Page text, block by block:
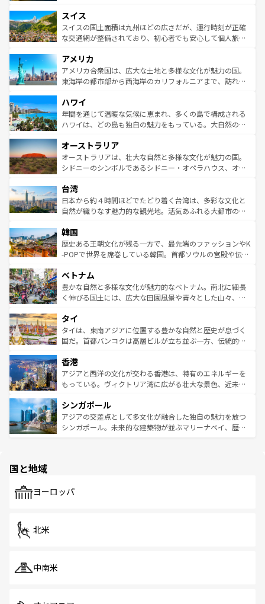
れる地方に足を運ぶとそれぞれで全く異なる文化を体験で
きるだろう。 なお、新着のフランス情報はコンテンツ一覧
を参照してほしい。
は、お酒好きな人にはぜひ体験してほしい。 なお、新着の
ドイツ情報はコンテンツ一覧を参照してほしい。
リアごとに異なる魅力がある。また、優雅なアフタヌーン
ティー、ビール好きにはたまらない英国パブ、サッカー観
戦など、本場だからこそできる体験も豊富。イギリスを旅
ンツ一覧を参照してほしい。
スイス
スイスの国土面積は九州ほどの広さだが、運行時刻が正確
な交通網が整備されており、初心者でも安心して個人旅行
の建物がそのまま残る町や、スイスならではのユニークな
博物館もあり、アルプス観光だけでなく町歩きも満喫する
ことができる。国民の所得が高いため物価も高いが、旅行
ば市内交通費無料で観光を楽しむこともできる。 なお、新
着のスイス情報はコンテンツ一覧 を参照してほしい。
アメリカ
アメリカ合衆国は、広大な土地と多様な文化が魅力の国。
東海岸の都市部から西海岸のカリフォルニアまで、訪れる
のような巨大都市は、観光、ショッピング、エンターテイ
ンメントが詰まった刺激的なスポットだ。一方、アメリカ
西部には大自然が広がり、グランドキャニオンやイエロー
部のニューオーリンズでは、音楽と美食が融合した独特の
文化が魅力。旅行者はアメリカの各地域で異なる魅力を楽
しみながら、その多様性と豊かな歴史を感じることができ
ならではの贅沢な旅のスタイルだ。 なお、新着のアメリカ
情報はコンテンツ一覧を参照してほしい。
ハワイ
年間を通じて温暖な気候に恵まれ、多くの島で構成される
ハワイは、どの島も独自の魅力をもっている。大自然の神
ワイ島は見逃せない。また、定番の観光地といえばオアフ
島だが、静かな自然を求めるならマウイ島やカウアイ島が
おすすめ。エメラルドグリーンに輝く海をはじめ、豊かな
れるおもてなしの心で訪れる人々を迎えてくれるハワイの
人々、おいしいローカルフードやハワイアンミュージッ
ク、伝統的なフラダンスなど、すべてがハワイの魅力を彩
ワイを、存分に味わってほしい。 なお、新着のハワイ情報
はコンテンツ一覧を参照してほしい。
オーストラリア
オーストラリアは、壮大な自然と多様な文化が魅力の国。
シドニーのシンボルであるシドニー・オペラハウス、オー
リアリーフや大陸中央部にそびえるウルル（エアーズロッ
ク）、タスマニアの美しい原生林やケアンズの熱帯雨林な
ど、見どころがたくさん。また、カフェやワイン、オージ
いる。アクティビティも充実しており、サーフィンやダイ
ビング、ハイキングなど、アウトドア好きにはたまらな
い。オーストラリアの多彩な魅力を存分に味わいつくそ
参照してほしい。
台湾
日本から約４時間ほどでたどり着く台湾は、多彩な文化と
自然が織りなす魅力的な観光地。活気あふれる大都市の台
ン）、静ひつな山岳地帯である台湾東部など、都市の喧騒
と山間の静けさが共存しており、訪れる人に新しい発見と
驚きをもたらしてくれる。また、奥深い台湾の食文化も魅
容にもいいと評判のスイーツなど、バラエティ豊かな料理
が味わえる。 なお、新着の台湾情報は コンテンツ一覧を参
照してほしい。
韓国
歴史ある王朝文化が残る一方で、最先端のファッションやK
-POPで世界を席巻している韓国。首都ソウルの宮殿や伝統
き、地方に足を延ばせば四季折々の自然美を楽しむことが
できる。そして、キムチや焼肉、絶品のストリートフード
まで、さまざまな韓国料理が待っている。夜には、韓国な
リティに包まれながら、韓国の多彩な魅力を心ゆくまで味
わってみてほしい。 なお、新着の韓国情報はコンテンツ一
覧を参照してほしい。
ベトナム
豊かな自然と多様な文化が魅力的なベトナム。南北に細長
く伸びる国土には、広大な田園風景や青々とした山々、世
急速な発展と共に伝統が息づく。ハノイの古い町並みやホ
ーチミン市のフランス統治時代の建物も、独特の雰囲気を
醸し出している。また、バラエティの豊かさとおいしさで
とつ。フォーやバインミー、ベトナムコーヒーなどは、ぜ
ひ現地で味わいたい。どの地域を訪れてもあたたかい人々
が旅行者を迎えてくれるので、きっと忘れられない旅にな
参照してほしい。
タイ
タイは、東南アジアに位置する豊かな自然と歴史が息づく
国だ。首都バンコクは高層ビルが立ち並ぶ一方、伝統的な
の活気が交差している。北部ではチェンマイなどの山岳地
帯で自然と触れ合い、南部ではプーケットやクラビの美し
いビーチでリゾート気分を楽しむことができる。タイ料理
激する。気候は一年中温暖で、どの季節にも異なる楽しみ
が待っている。親しみやすいタイの人々、仏教を中心とし
た文化、そして多様な観光資源が、訪れる旅人を魅了し続
香港
アジアと西洋の文化が交わる香港は、特有のエネルギーを
もっている。ヴィクトリア湾に広がる壮大な景色、近未来
み、どこを訪れても感動するはず。観光スポットが密集し
ており、効率よく見どころを回れるのも魅力。息をのむよ
うな絶景から文化的な体験まで、香港を存分に楽しみ尽く
シンガポール
アジアの交差点として多文化が融合した独自の魅力を放つ
シンガポール。未来的な建築物が並ぶマリーナベイ、歴史
で、ホーカーズは地元の風情を楽しめる外せないスポット
国と地域
ヨーロッパ
北米
中南米